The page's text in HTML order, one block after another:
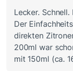
Lecker. Schnell.
Der
direkten
200ml war
mit 150ml (ca.